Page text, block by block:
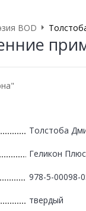
BOD
Толстоба
Геликон Плюс
978-5-00098-
твердый